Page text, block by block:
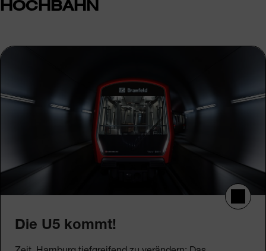
HOCHBAHN
Die U5 kommt!